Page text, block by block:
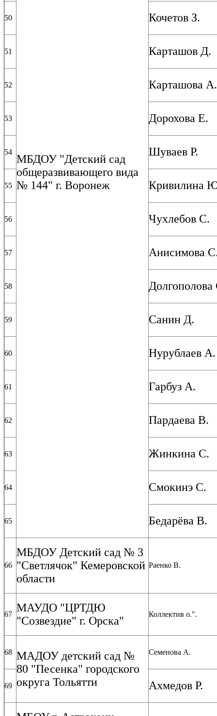
МБДОУ "Детский сад
общеразвивающего вида
№ 144" г. Воронеж
50 Кочетов З.
51 Карташов Д.
52 Карташова А.
53 Дорохова Е.
54 Шуваев Р.
55 Кривилина
56 Чухлебов С.
57 Анисимова
58 Долгополова
59 Санин Д.
60 Нурублаев А.
61 Гарбуз А.
62 Пардаева В.
63 Жинкина С.
64 Смокинэ С.
65 Бедарёва В.
66
МБДОУ Детский сад № 3
"Светлячок" Кемеровской
области
Раенко В.
67
МАУДО "ЦРТДЮ
"Созвездие" г. Орска"
Коллектив о.".
68 МАДОУ детский сад №
80 "Песенка" городского
округа Тольятти
Семенова А.
69 Ахмедов Р.